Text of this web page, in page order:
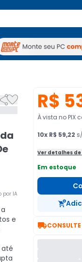
Computadores
Periféricos

por IA
e
até
R$
À vista no PIX
10x R$ 59,22
Ver detalhes
Em estoque
CONSULTE